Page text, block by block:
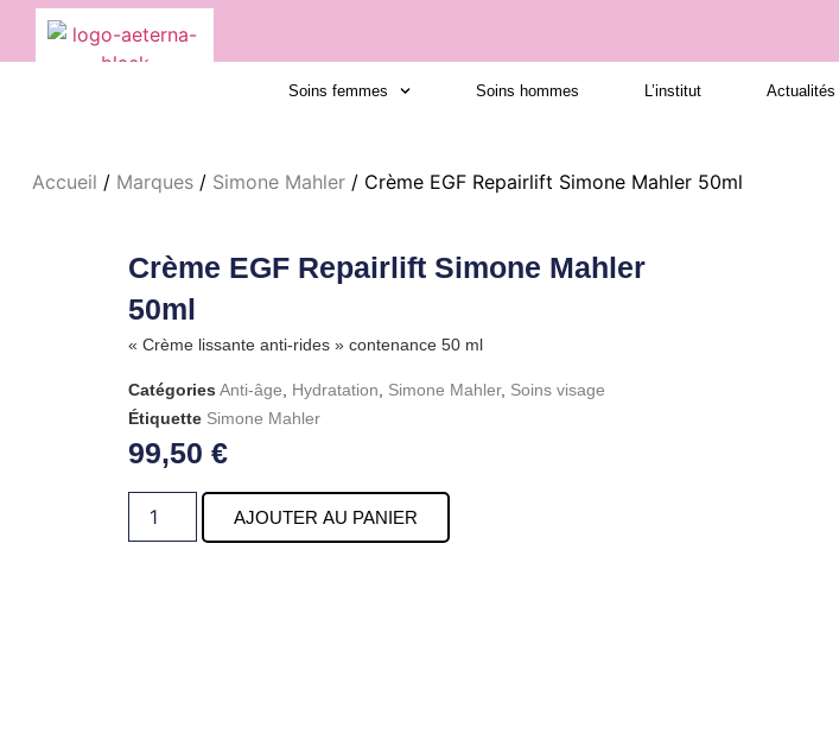
Soins femmes Soins hommes L’institut Actualités
Accueil / Marques/ Simone Mahler/ Crème EGF Repairlift Simone Mahler 50ml
Crème EGF Repairlift Simone Mahler
50ml
« Crème lissante anti-rides » contenance 50 ml
Catégories Anti-âge, Hydratation, Simone Mahler, Soins visage
Étiquette Simone Mahler
99,50 €
AJOUTER AU PANIER